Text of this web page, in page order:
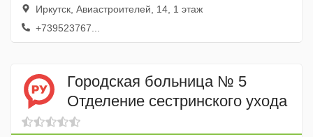
Иркутск, Авиастроителей, 14, 1 этаж
+739523767...
Городская больница № 5
Отделение сестринского ухода